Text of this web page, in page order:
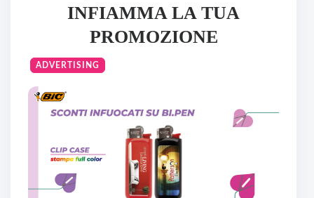
INFIAMMA LA TUA
PROMOZIONE
ADVERTISING